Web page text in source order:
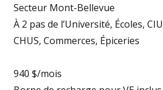
Secteur Mont-Bellevue
À 2 pas de l’Université, Écoles,
CHUS, Commerces, Épiceries
940 $/mois